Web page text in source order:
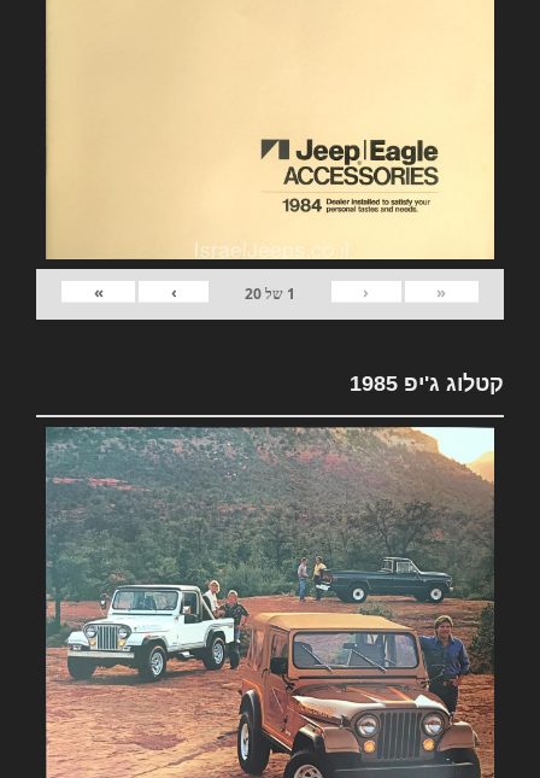
«
‹
1 של20
›
»
קטלוג ג'יפ 1985